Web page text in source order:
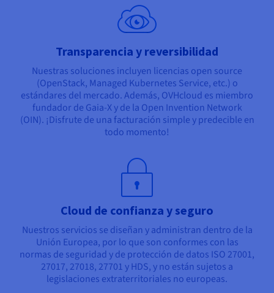
Transparencia y reversibilidad
Nuestras soluciones incluyen licencias open source
(OpenStack, Managed Kubernetes Service, etc.) o
estándares del mercado. Además, OVHcloud es miembro
fundador de Gaia-X y de la Open Invention Network
(OIN). ¡Disfrute de una facturación simple y predecible en
todo momento!
Cloud de confianza y seguro
Nuestros servicios se diseñan y administran dentro de la
Unión Europea, por lo que son conformes con las
normas de seguridad y de protección de datos ISO 27001,
27017, 27018, 27701 y HDS, y no están sujetos a
legislaciones extraterritoriales no europeas.